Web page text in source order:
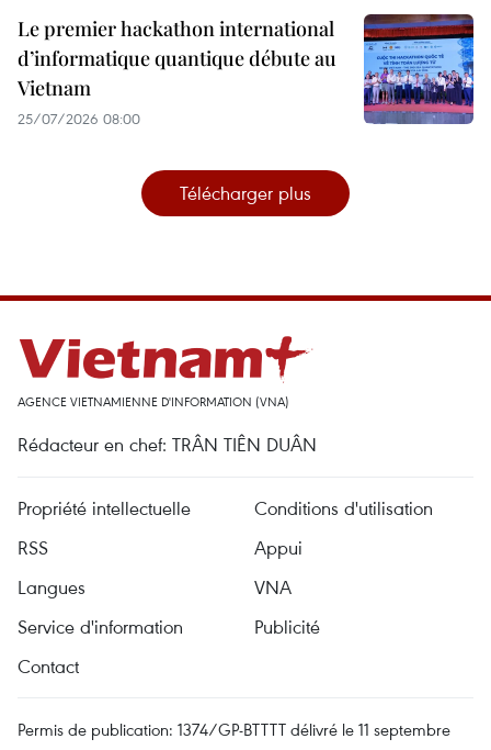
Le premier hackathon international
d’informatique quantique débute au
Vietnam
25/07/2026 08:00
Télécharger plus
AGENCE VIETNAMIENNE D'INFORMATION (VNA)
Rédacteur en chef: TRÂN TIÊN DUÂN
Propriété intellectuelle
Conditions d'utilisation
RSS
Appui
Langues
VNA
Service d'information
Publicité
Contact
Permis de publication: 1374/GP-BTTTT délivré le 11 septembre